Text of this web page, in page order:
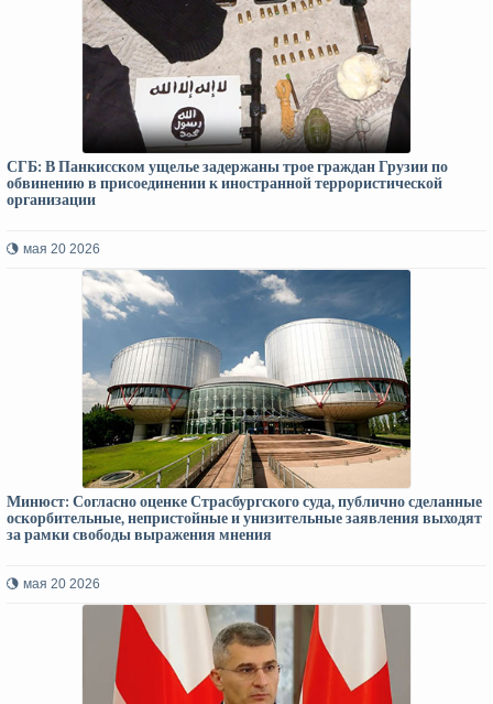
СГБ: В Панкисском ущелье задержаны трое граждан Грузии по
обвинению в присоединении к иностранной террористической
организации
мая 20 2026
Минюст: Согласно оценке Страсбургского суда, публично сделанные
оскорбительные, непристойные и унизительные заявления выходят
за рамки свободы выражения мнения
мая 20 2026